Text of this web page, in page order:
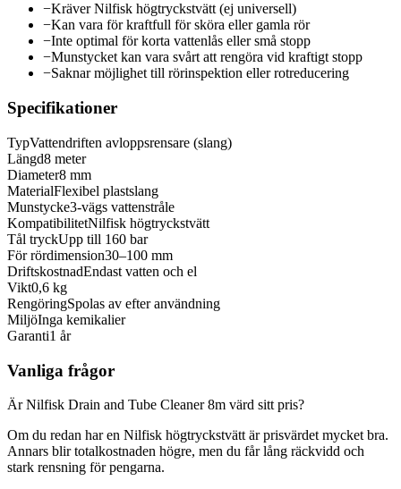
−Kräver Nilfisk högtryckstvätt (ej universell)
−Kan vara för kraftfull för sköra eller gamla rör
−Inte optimal för korta vattenlås eller små stopp
−Munstycket kan vara svårt att rengöra vid kraftigt stopp
−Saknar möjlighet till rörinspektion eller rotreducering
Specifikationer
TypVattendriften avloppsrensare (slang)
Längd8 meter
Diameter8 mm
MaterialFlexibel plastslang
Munstycke3-vägs vattenstråle
KompatibilitetNilfisk högtryckstvätt
Tål tryckUpp till 160 bar
För rördimension30–100 mm
DriftskostnadEndast vatten och el
Vikt0,6 kg
RengöringSpolas av efter användning
MiljöInga kemikalier
Garanti1 år
Vanliga frågor
Är Nilfisk Drain and Tube Cleaner 8m värd sitt pris?
Om du redan har en Nilfisk högtryckstvätt är prisvärdet mycket bra.
Annars blir totalkostnaden högre, men du får lång räckvidd och
stark rensning för pengarna.